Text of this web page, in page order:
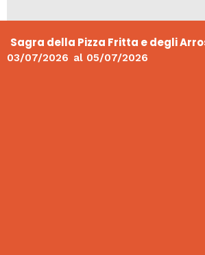
Sagra della Pizza Fritta e degli
03/07/2026 al 05/07/2026